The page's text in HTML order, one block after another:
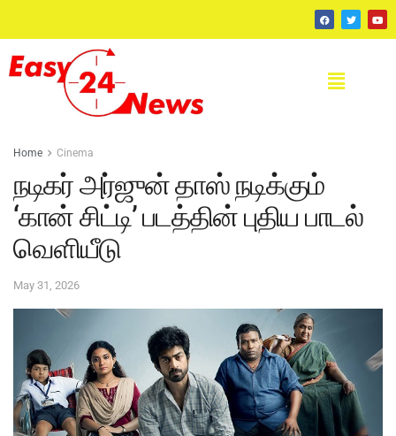
Home Cinema
நடிகர் அர்ஜுன் தாஸ் நடிக்கும்
‘கான் சிட்டி’ படத்தின் புதிய பாடல்
வெளியீடு
May 31, 2026